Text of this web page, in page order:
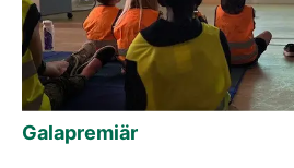
Galapremiär